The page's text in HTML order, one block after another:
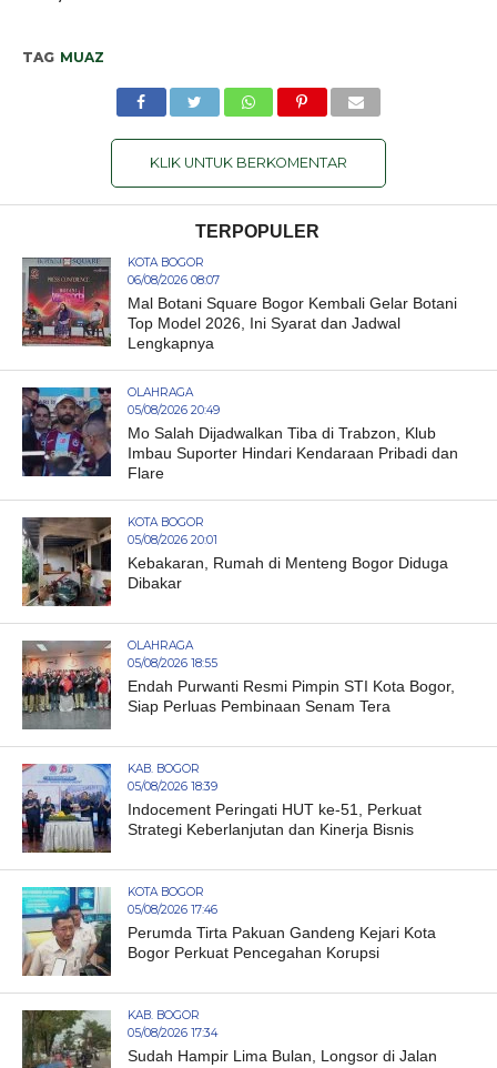
TAG MUAZ
KLIK UNTUK BERKOMENTAR
TERPOPULER
KOTA BOGOR
06/08/2026 08:07
Mal Botani Square Bogor Kembali Gelar Botani
Top Model 2026, Ini Syarat dan Jadwal
Lengkapnya
OLAHRAGA
05/08/2026 20:49
Mo Salah Dijadwalkan Tiba di Trabzon, Klub
Imbau Suporter Hindari Kendaraan Pribadi dan
Flare
KOTA BOGOR
05/08/2026 20:01
Kebakaran, Rumah di Menteng Bogor Diduga
Dibakar
OLAHRAGA
05/08/2026 18:55
Endah Purwanti Resmi Pimpin STI Kota Bogor,
Siap Perluas Pembinaan Senam Tera
KAB. BOGOR
05/08/2026 18:39
Indocement Peringati HUT ke-51, Perkuat
Strategi Keberlanjutan dan Kinerja Bisnis
KOTA BOGOR
05/08/2026 17:46
Perumda Tirta Pakuan Gandeng Kejari Kota
Bogor Perkuat Pencegahan Korupsi
KAB. BOGOR
05/08/2026 17:34
Sudah Hampir Lima Bulan, Longsor di Jalan